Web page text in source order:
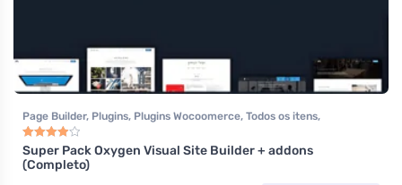
Page Builder, Plugins, Plugins Wocoomerce, Todos os itens,
Woocommerce
Avaliação 4.00de 5
Super Pack Oxygen Visual Site Builder + addons
(Completo)